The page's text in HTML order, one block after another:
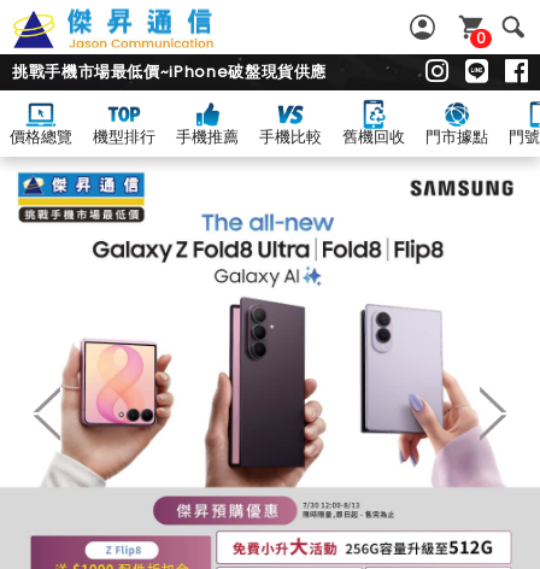
0
挑戰手機市場最低價~iPhone破盤現貨供應
價格總覽 機型排行 手機推薦 手機比較 舊機回收 門市據點 門